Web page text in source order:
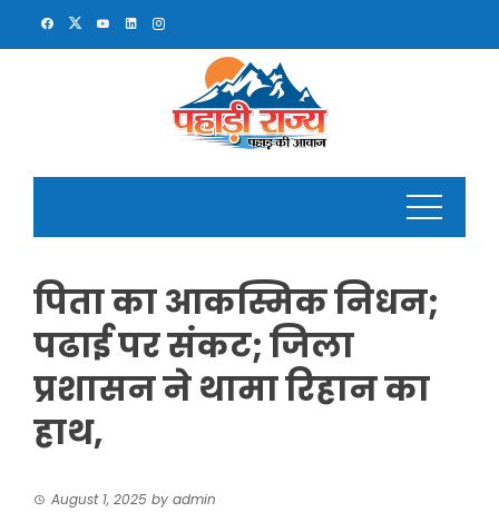
पिता का आकस्मिक निधन;
पढाई पर संकट; जिला
प्रशासन ने थामा रिहान का
हाथ,
August 1, 2025 by admin